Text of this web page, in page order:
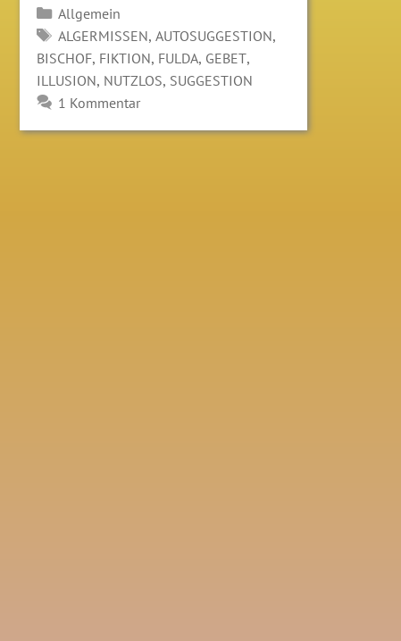
Kategorien
Allgemein
SCHLAGWÖRTER
ALGERMISSEN, AUTOSUGGESTION,
BISCHOF, FIKTION, FULDA, GEBET,
ILLUSION, NUTZLOS, SUGGESTION
1 Kommentar